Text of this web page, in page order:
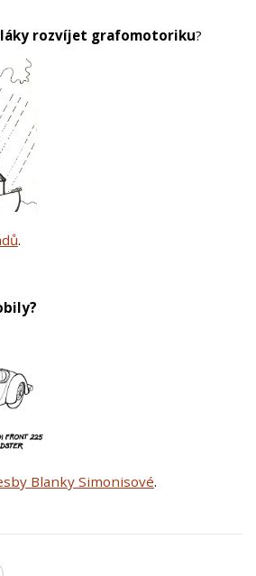
rozvíjet grafomotoriku?
.
Blanky Simonisové.